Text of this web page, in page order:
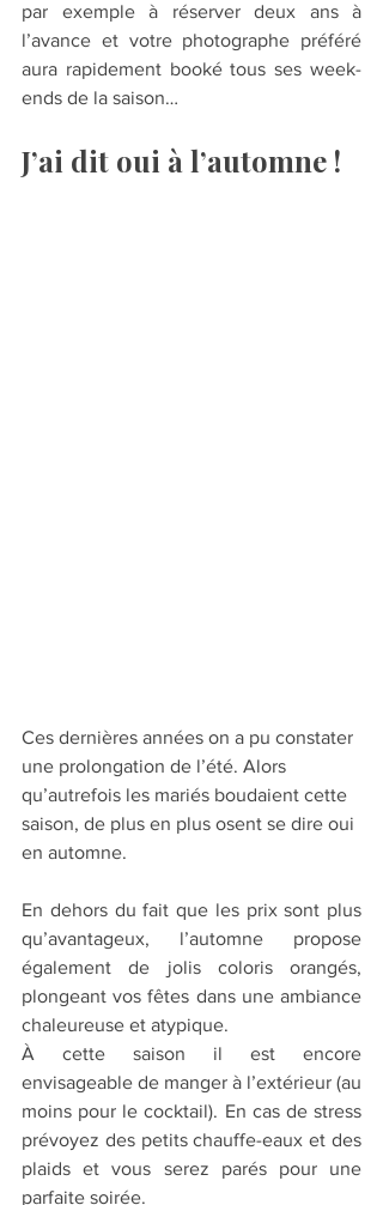
par exemple à réserver deux ans à
l’avance et votre photographe préféré
aura rapidement booké tous ses week-
ends de la saison…
J’ai dit oui à l’automne !
Ces dernières années on a pu constater
une prolongation de l’été. Alors
qu’autrefois les mariés boudaient cette
saison, de plus en plus osent se dire oui
en automne.
En dehors du fait que les prix sont plus
qu’avantageux, l’automne propose
également de jolis coloris orangés,
plongeant vos fêtes dans une ambiance
chaleureuse et atypique.
À cette saison il est encore
envisageable de manger à l’extérieur (au
moins pour le cocktail). En cas de stress
prévoyez des petits chauffe-eaux et des
plaids et vous serez parés pour une
parfaite soirée.